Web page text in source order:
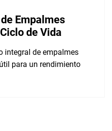
Empalmes
de Vida
integral de empalmes
para un rendimiento